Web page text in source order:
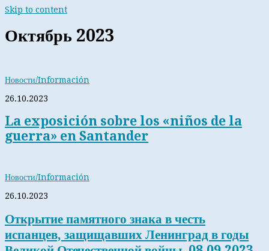
Skip to content
Октябрь 2023
Новости/Información
26.10.2023
La exposición sobre los «niños de la
guerra» en Santander
Новости/Información
26.10.2023
Открытие памятного знака в честь
испанцев, защищавших Ленинград в годы